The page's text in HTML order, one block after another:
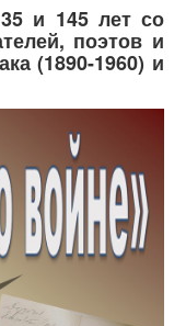
и 145 лет со
поэтов и
(1890-1960) и